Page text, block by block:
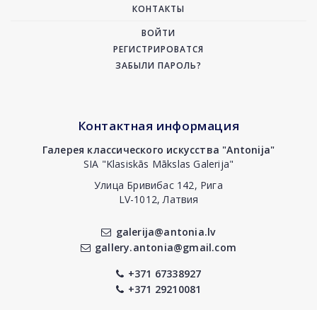
КОНТАКТЫ
ВОЙТИ
РЕГИСТРИРОВАТСЯ
ЗАБЫЛИ ПАРОЛЬ?
Контактная информация
Галерея классического искусства "Antonija"
SIA "Klasiskās Mākslas Galerija"
Улица Бривибас 142, Рига
LV-1012, Латвия
galerija@antonia.lv
gallery.antonia@gmail.com
+371 67338927
+371 29210081